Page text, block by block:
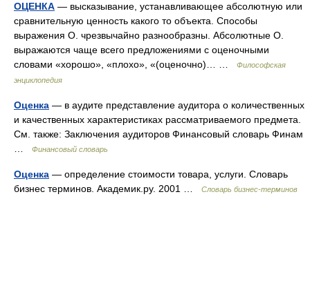
ОЦЕНКА — высказывание, устанавливающее абсолютную или
сравнительную ценность какого то объекта. Способы
выражения О. чрезвычайно разнообразны. Абсолютные О.
выражаются чаще всего предложениями с оценочными
словами «хорошо», «плохо», «(оценочно)… …
Философская
энциклопедия
Оценка — в аудите представление аудитора о количественных
и качественных характеристиках рассматриваемого предмета.
См. также: Заключения аудиторов Финансовый словарь Финам
Финансовый словарь
Оценка — определение стоимости товара, услуги. Словарь
бизнес терминов. Академик.ру. 2001 …
Словарь бизнес-терминов